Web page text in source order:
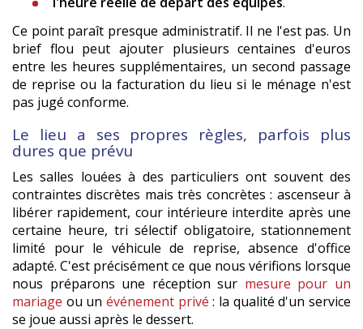
Ce point paraît presque administratif. Il ne l'est pas. Un
brief flou peut ajouter plusieurs centaines d'euros
entre les heures supplémentaires, un second passage
de reprise ou la facturation du lieu si le ménage n'est
pas jugé conforme.
Le lieu a ses propres règles, parfois plus
dures que prévu
Les salles louées à des particuliers ont souvent des
contraintes discrètes mais très concrètes : ascenseur à
libérer rapidement, cour intérieure interdite après une
certaine heure, tri sélectif obligatoire, stationnement
limité pour le véhicule de reprise, absence d'office
adapté. C'est précisément ce que nous vérifions lorsque
nous préparons une réception sur mesure pour un
mariage ou un événement privé : la qualité d'un service
se joue aussi après le dessert.